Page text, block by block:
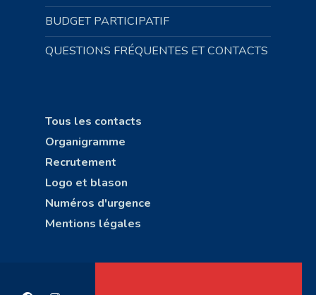
BUDGET PARTICIPATIF
QUESTIONS FRÉQUENTES ET CONTACTS
Tous les contacts
Organigramme
Recrutement
Logo et blason
Numéros d'urgence
Mentions légales